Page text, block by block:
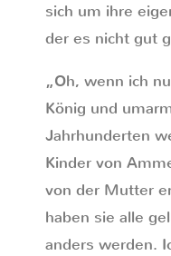
sich um ihre
der es nicht gut
„Oh, wenn ich
König und
Jahrhunderten
Kinder von
von der Mutter
haben sie alle
anders werden.